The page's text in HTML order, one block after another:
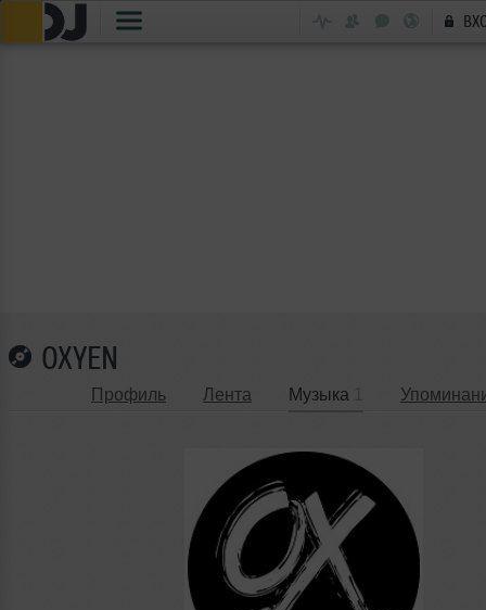
OXYEN
Профиль Лента Музыка